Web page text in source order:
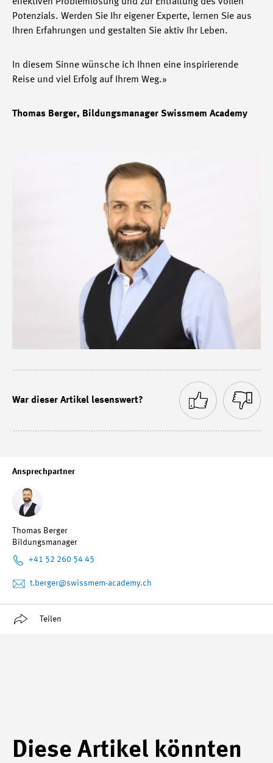
Ansprechpartner
Thomas Berger
Bildungsmanager
+41 52 260 54 45
t.berger@swissmem-academy.ch
Teilen
Potenzials. Werden Sie Ihr eigener Experte, lernen Sie aus
Ihren Erfahrungen und gestalten Sie aktiv Ihr Leben.
In diesem Sinne wünsche ich Ihnen eine inspirierende
Reise und viel Erfolg auf Ihrem Weg.»
Thomas Berger, Bildungsmanager Swissmem Academy
War dieser Artikel lesenswert?
Diese Artikel könnten